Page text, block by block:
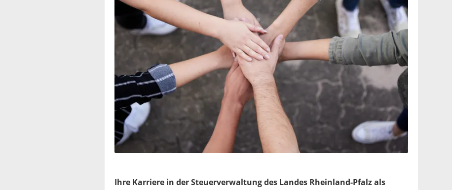
Ihre Karriere in der Steuerverwaltung des Landes Rheinland-Pfalz als